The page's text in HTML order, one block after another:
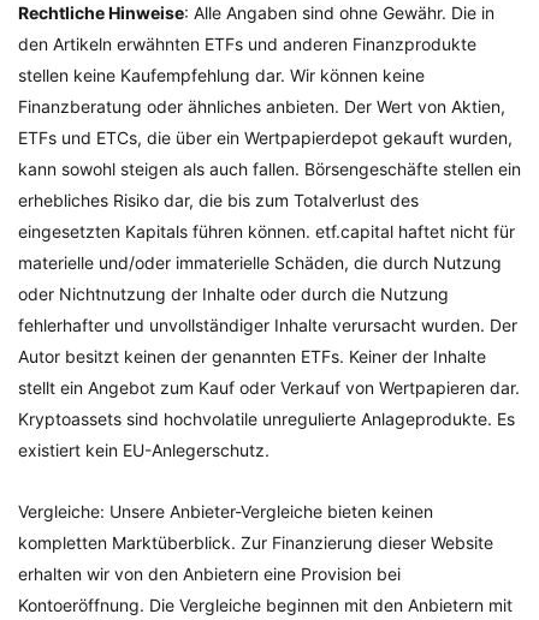
Rechtliche Hinweise: Alle Angaben sind ohne Gewähr. Die in
den Artikeln erwähnten ETFs und anderen Finanzprodukte
stellen keine Kaufempfehlung dar. Wir können keine
Finanzberatung oder ähnliches anbieten. Der Wert von Aktien,
ETFs und ETCs, die über ein Wertpapierdepot gekauft wurden,
kann sowohl steigen als auch fallen. Börsengeschäfte stellen ein
erhebliches Risiko dar, die bis zum Totalverlust des
eingesetzten Kapitals führen können. etf.capital haftet nicht für
materielle und/oder immaterielle Schäden, die durch Nutzung
oder Nichtnutzung der Inhalte oder durch die Nutzung
fehlerhafter und unvollständiger Inhalte verursacht wurden. Der
Autor besitzt keinen der genannten ETFs. Keiner der Inhalte
stellt ein Angebot zum Kauf oder Verkauf von Wertpapieren dar.
Kryptoassets sind hochvolatile unregulierte Anlageprodukte. Es
existiert kein EU-Anlegerschutz.
Vergleiche: Unsere Anbieter-Vergleiche bieten keinen
kompletten Marktüberblick. Zur Finanzierung dieser Website
erhalten wir von den Anbietern eine Provision bei
Kontoeröffnung. Die Vergleiche beginnen mit den Anbietern mit